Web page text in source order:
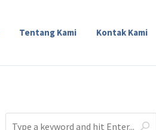
Tentang Kami Kontak Kami